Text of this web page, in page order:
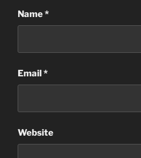
Name*
Email*
Website